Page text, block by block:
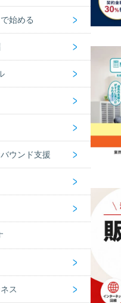
ログで販売
トで販売する
始める >
やすい
>
商材
高い商材
>
ジネス
る
>
る
>
ステ
ウンド支援 >
>
ズ
>
アンス >
ス >